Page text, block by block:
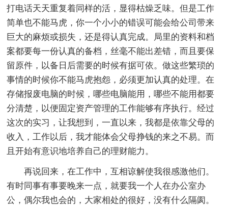
打电话天天重复着同样的活，显得枯燥乏味。但是工作
简单也不能马虎，你一个小小的错误可能会给公司带来
巨大的麻烦或损失，还是得认真完成。局里的资料和档
案都要每一份认真的备档，丝毫不能出差错，而且要保
留原件，以备日后需要的时候有据可依。做这些繁琐的
事情的时候你不能马虎抱怨，必须更加认真的处理。在
存储报废电脑的时候，哪些电脑能用，哪些不能用都要
分清楚，以便固定资产管理的工作能够有序执行。经过
这次的实习，让我想到，一直以来，我都是依靠父母的
收入，工作以后，我才能体会父母挣钱的来之不易。而
且开始有意识地培养自己的理财能力。
再说回来，在工作中，互相谅解使我很感激他们。
有时同事有事要晚来一点，就要我一个人在办公室办
公，偶尔我也会的，大家相处的很好，没有什么隔阂。